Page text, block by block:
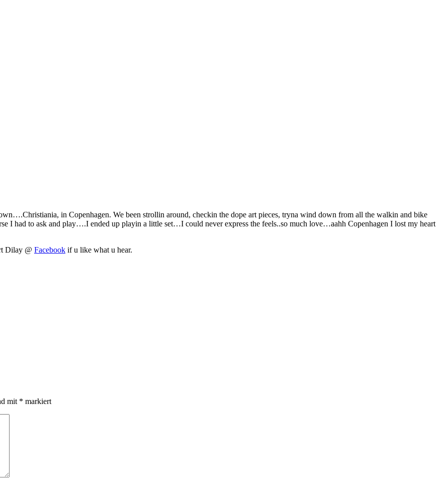
in Copenhagen. We been strollin around, checkin the dope art pieces, tryna wind down from all the walkin and bike
I had to ask and play….I ended up playin a little set…I could never express the feels..so much love…aahh Copenhagen I lost my heart
Dilay @ Facebook if u like what u hear.
mit * markiert